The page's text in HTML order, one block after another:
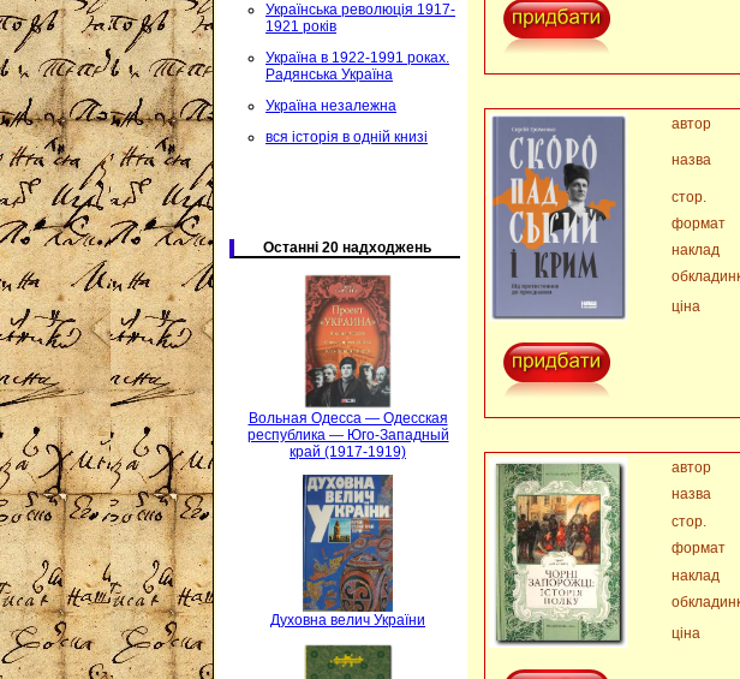
Українська революція 1917-
1921 років
Україна в 1922-1991 роках.
Радянська Україна
Україна незалежна
вся історія в одній книзі
Останні 20 надходжень
Вольная Одесса — Одесская
республика — Юго-Западный
край (1917-1919)
Духовна велич України
автор
назва
стор.
формат
наклад
ціна
автор
назва
стор.
формат
наклад
ціна